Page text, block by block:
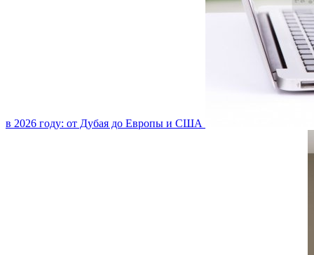
в 2026 году: от Дубая до Европы и США